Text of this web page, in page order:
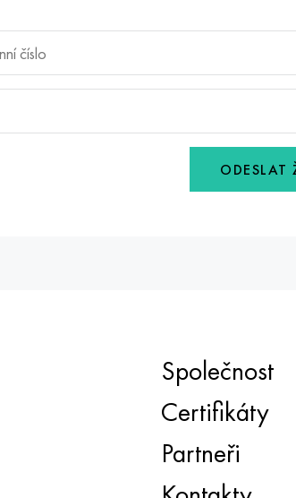
ODESLAT
Společnost
Certifikáty
Partneři